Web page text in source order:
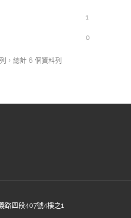
1
0
，總計 6 個資料列
路四段407號4樓之1